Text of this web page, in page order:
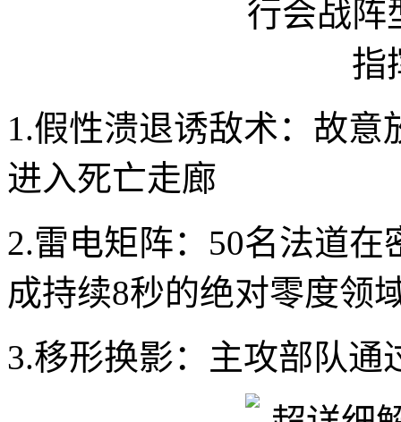
1.假性溃退诱敌术：故意
进入死亡走廊
2.雷电矩阵：50名法道
成持续8秒的绝对零度领
3.移形换影：主攻部队